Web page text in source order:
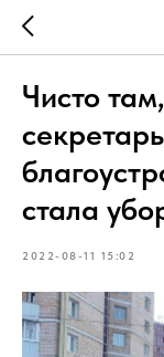
Чисто
стала
2022-08-11 15:02